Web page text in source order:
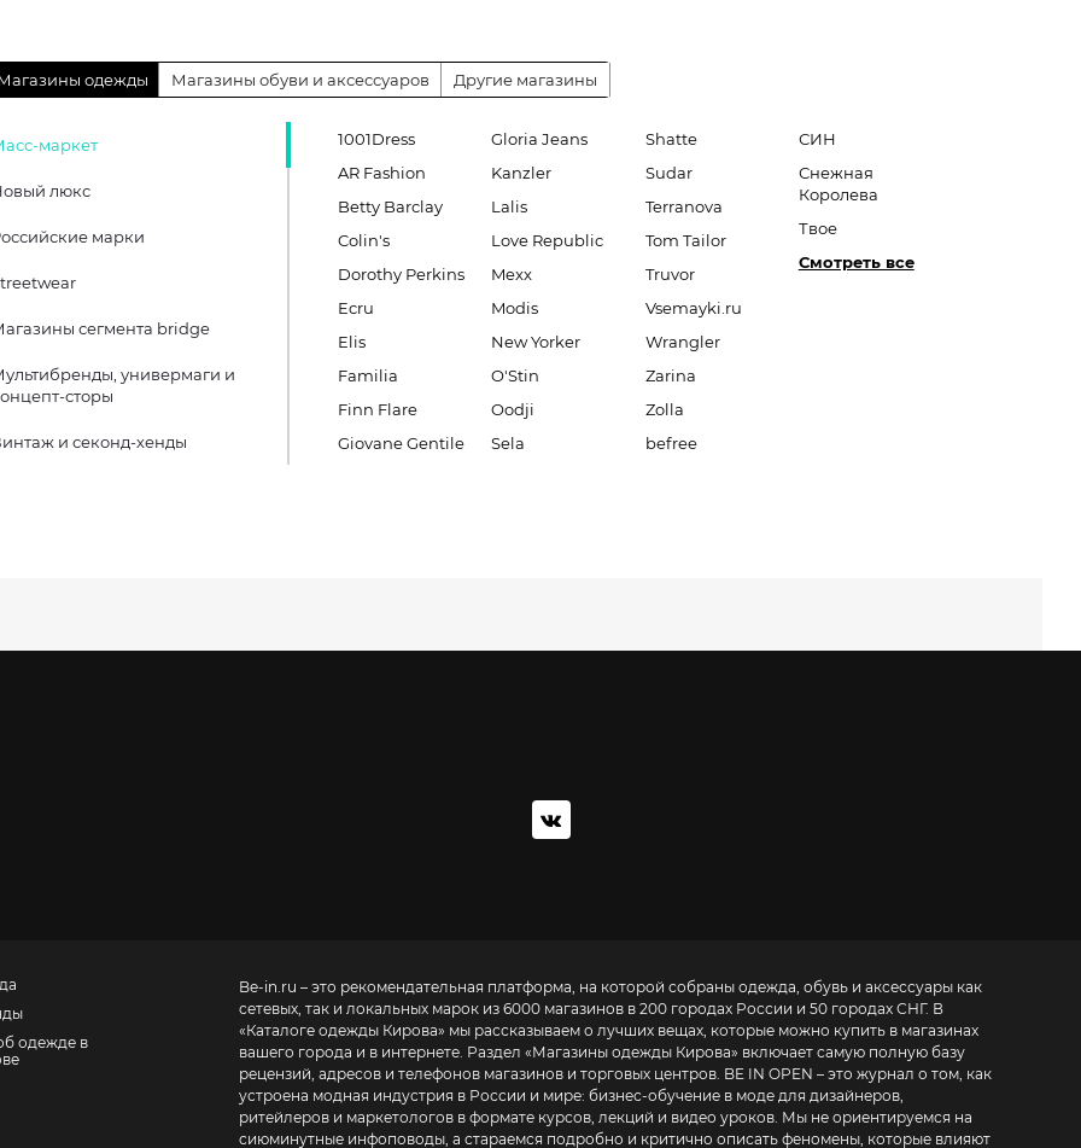
одежды Магазины обуви и аксессуаров Другие магазины
маркет
люкс
марки
сегмента bridge
универмаги и
сторы
и секонд-хенды
1001Dress
AR Fashion
Betty Barclay
Colin's
Dorothy Perkins
Ecru
Elis
Familia
Finn Flare
Giovane Gentile
Gloria Jeans
Kanzler
Lalis
Love Republic
Mexx
Modis
New Yorker
O'Stin
Oodji
Sela
Shatte
Sudar
Terranova
Tom Tailor
Truvor
Vsemayki.ru
Wrangler
Zarina
Zolla
befree
СИН
Снежная
Королева
Твое
Смотреть все
одежде в
Be-in.ru – это рекомендательная платформа, на которой собраны одежда, обувь и аксессуары как
сетевых, так и локальных марок из 6000 магазинов в 200 городах России и 50 городах СНГ. В
«Каталоге одежды Кирова» мы рассказываем о лучших вещах, которые можно купить в магазинах
вашего города и в интернете. Раздел «Магазины одежды Кирова» включает самую полную базу
рецензий, адресов и телефонов магазинов и торговых центров. BE IN OPEN – это журнал о том, как
устроена модная индустрия в России и мире: бизнес-обучение в моде для дизайнеров,
ритейлеров и маркетологов в формате курсов, лекций и видео уроков. Мы не ориентируемся на
сиюминутные инфоповоды, а стараемся подробно и критично описать феномены, которые влияют